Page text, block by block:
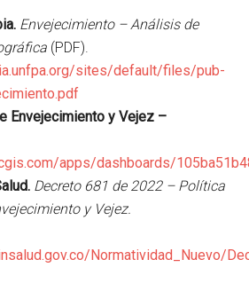
Envejecimiento – Análisis de
(PDF).
sites/default/files/pub-
Envejecimiento y Vejez –
apps/dashboards/
Decreto 681 de 2022 – Política
y Vejez.
Normatividad_Nuevo/